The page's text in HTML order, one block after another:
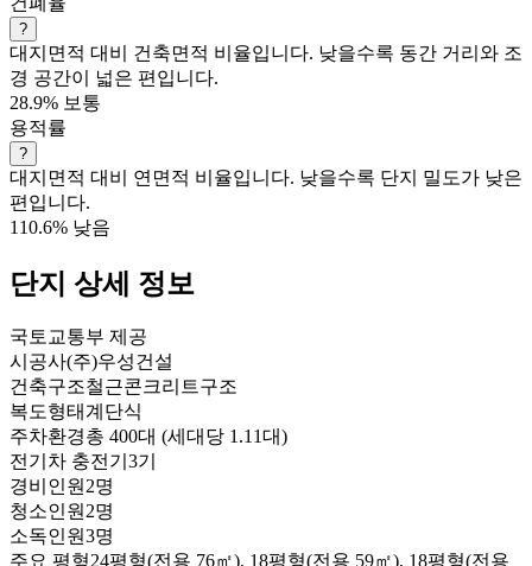
?
대지면적 대비 건축면적 비율입니다. 낮을수록 동간 거리와 조
경 공간이 넓은 편입니다.
28.9% 보통
용적률
?
대지면적 대비 연면적 비율입니다. 낮을수록 단지 밀도가 낮은
편입니다.
110.6% 낮음
단지 상세 정보
국토교통부 제공
시공사(주)우성건설
건축구조철근콘크리트구조
복도형태계단식
주차환경총 400대 (세대당 1.11대)
전기차 충전기 3기
경비인원2명
청소인원2명
소독인원3명
주요 평형24평형(전용 76㎡), 18평형(전용 59㎡), 18평형(전용